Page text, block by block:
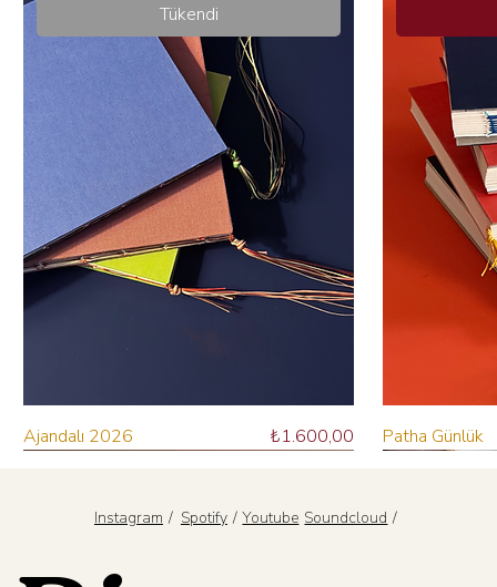
Tükendi
Ajandalı 2026 Fiyat
₺1.600,00 Patha Günlük
Instagram / Spotify /
Youtube
/ Soundcloud